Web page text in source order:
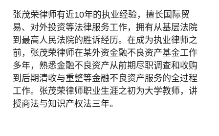
张茂荣律师有近10年的执业经验，擅长国际贸
易、对外投资等法律服务工作，拥有从基层法院
到最高人民法院的胜诉经历。在成为执业律师之
前，张茂荣律师在某外资金融不良资产基金工作
多年，熟悉金融不良资产从前期尽职调查和收购
到后期清收与重整等金融不良资产服务的全过程
工作。张茂荣律师职业生涯之初为大学教师，讲
授商法与知识产权法三年。